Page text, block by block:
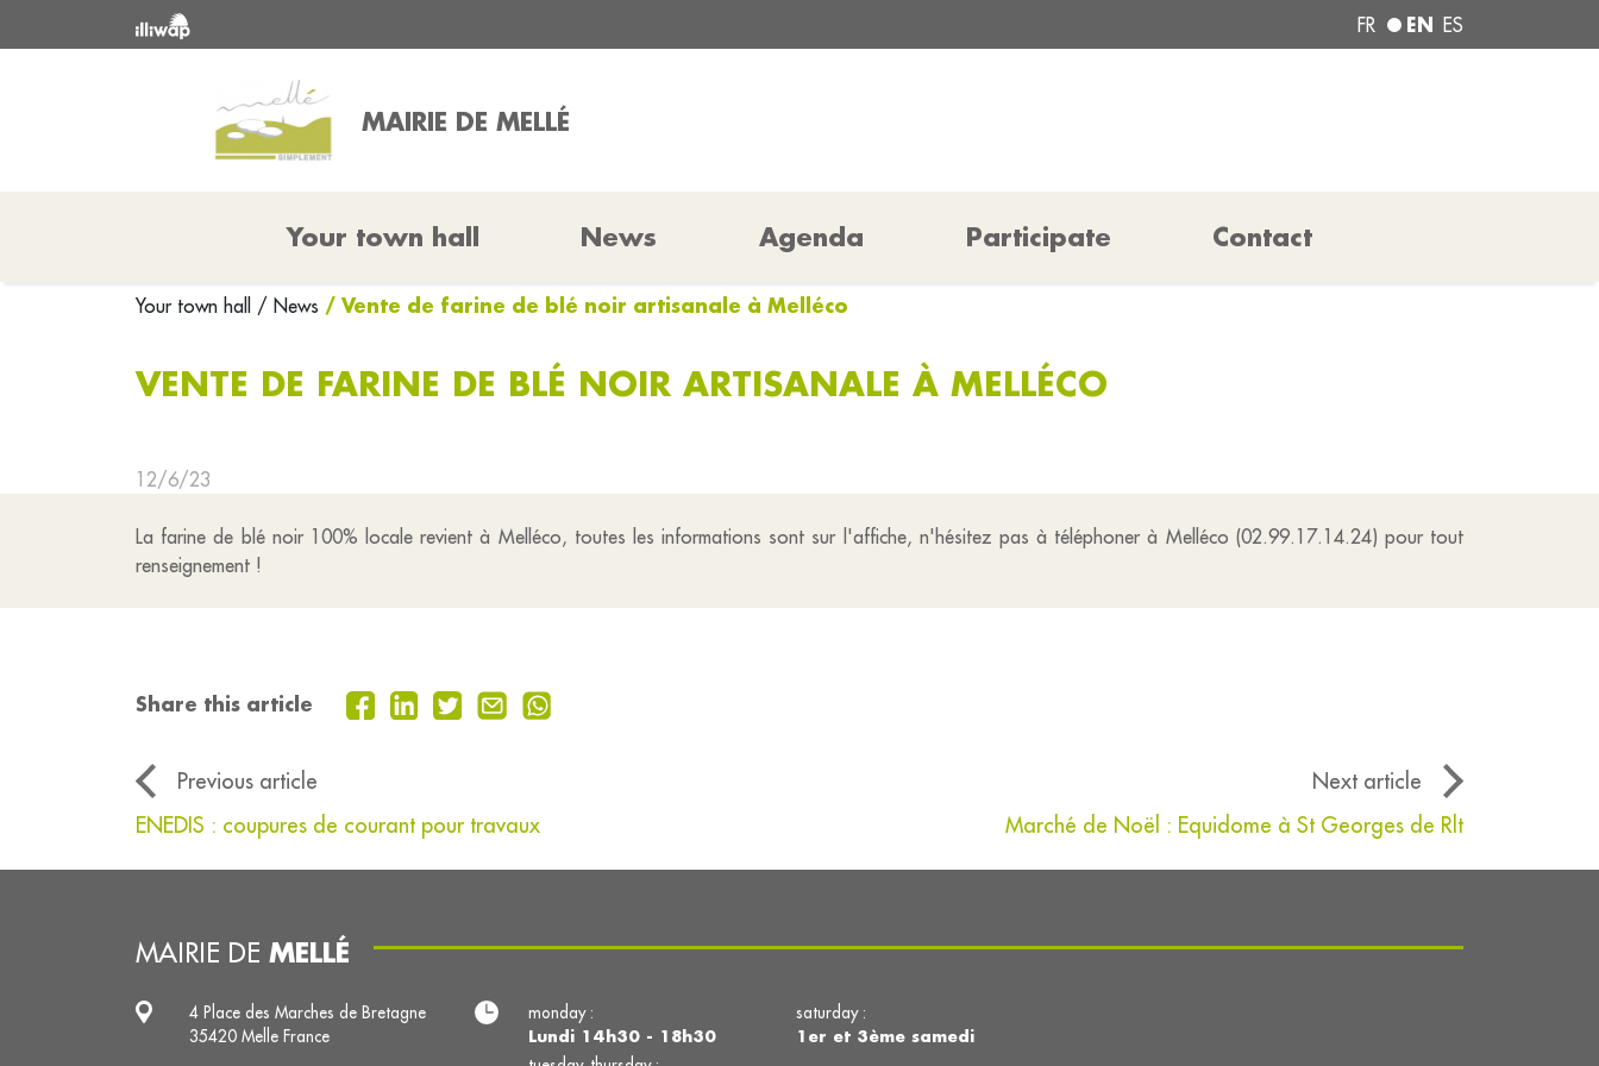
FR EN ES
MAIRIE DE MELLÉ
Your town hall News Agenda Participate Contact
Your town hall / News / Vente de farine de blé noir artisanale à Melléco
VENTE DE FARINE DE BLÉ NOIR ARTISANALE À MELLÉCO
12/6/23
La farine de blé noir 100% locale revient à Melléco, toutes les informations sont sur l'affiche, n'hésitez pas à téléphoner à Melléco (02.99.17.14.24) pour tout
renseignement !
Share this article
Previous article
Next article
ENEDIS : coupures de courant pour travaux
Marché de Noël : Equidome à St Georges de Rlt
MAIRIE DE MELLÉ
4 Place des Marches de Bretagne
35420 Melle France
monday :
Lundi 14h30 - 18h30
saturday :
1er et 3ème samedi